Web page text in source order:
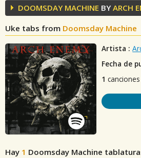
DOOMSDAY MACHINE BYARCH
Uke tabs from Doomsday Machine
Artista :
Fecha de
1
Hay 1 Doomsday Machine